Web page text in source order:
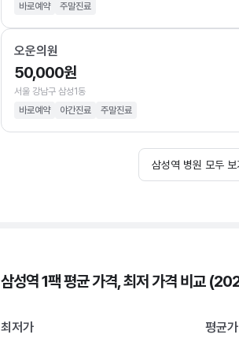
바로예약
주말진료
오운의원
50,000원
서울 강남구 삼성1동
바로예약
야간진료 주말진료
삼성역 병원 모두 보
삼성역 1팩 평균 가격, 최저 가격 비교
최저가 평균가